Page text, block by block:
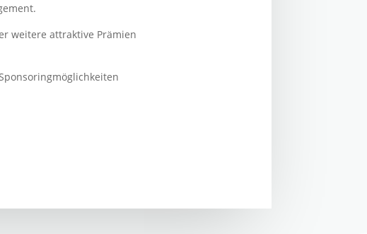
weitere attraktive Prämien